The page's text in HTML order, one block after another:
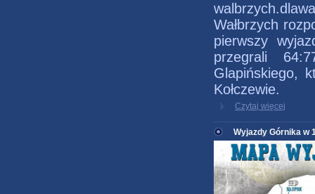
Wałbrzych
pierwszy
przegrali
Glapińskiego,
Kołczewie.
Czytaj więcej
Wyjazdy Górnika w